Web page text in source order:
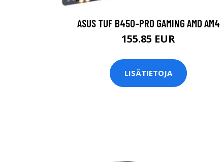
ASUS TUF B450-PRO GAMING AMD AM4
155.85 EUR
LISÄTIETOJA